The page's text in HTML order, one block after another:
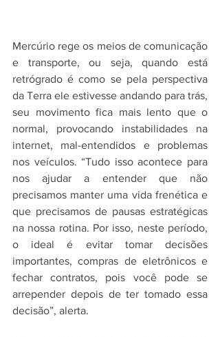
Mercúrio rege os meios de comunicação
e transporte, ou seja, quando está
retrógrado é como se pela perspectiva
da Terra ele estivesse andando para trás,
seu movimento fica mais lento que o
normal, provocando instabilidades na
internet, mal-entendidos e problemas
nos veículos. “Tudo isso acontece para
nos ajudar a entender que não
precisamos manter uma vida frenética e
que precisamos de pausas estratégicas
na nossa rotina. Por isso, neste período,
o ideal é evitar tomar decisões
importantes, compras de eletrônicos e
fechar contratos, pois você pode se
arrepender depois de ter tomado essa
decisão”, alerta.